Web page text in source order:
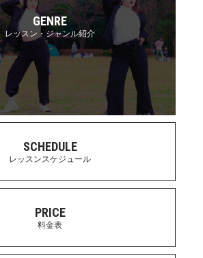
GENRE
レッスン・ジャンル紹介
SCHEDULE
レッスンスケジュール
PRICE
料金表